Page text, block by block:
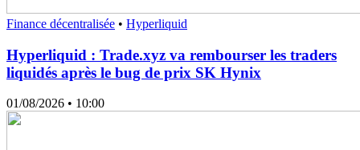
Finance décentralisée • Hyperliquid
Hyperliquid : Trade.xyz va rembourser les traders
liquidés après le bug de prix SK Hynix
01/08/2026 • 10:00